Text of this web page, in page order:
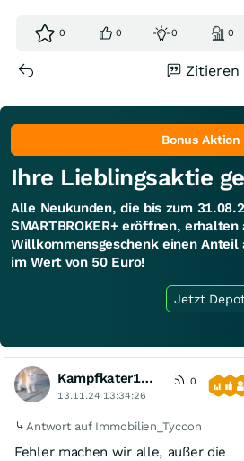
0 0 0 0
Zitieren
Bonus Aktion
Ihre Lieblingsaktie
Alle Neukunden, die bis zum
SMARTBROKER+ eröffnen, erhalten
Willkommensgeschenk einen
im Wert von 50 Euro!
Jetzt
Kampfkater1969
0
13.11.24 13:34:26
Antwort auf Immobilien_Tycoon
Fehler machen wir alle, außer die